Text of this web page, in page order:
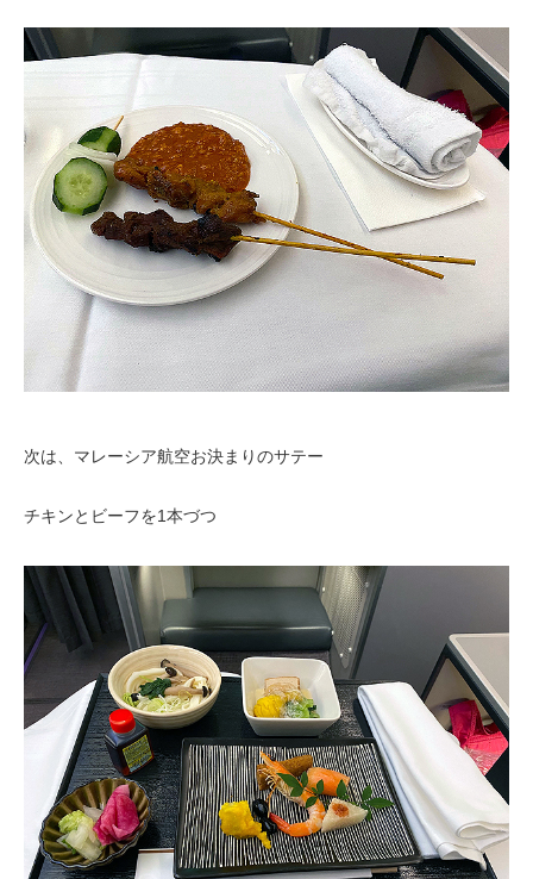
次は、マレーシア航空お決まりのサテー
チキンとビーフを1本づつ